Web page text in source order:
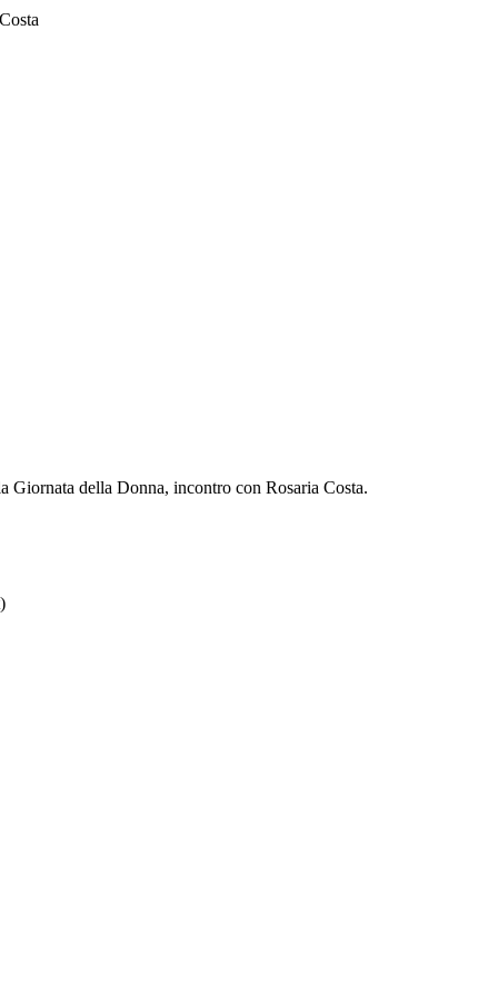
Giornata della Donna, incontro con Rosaria Costa.